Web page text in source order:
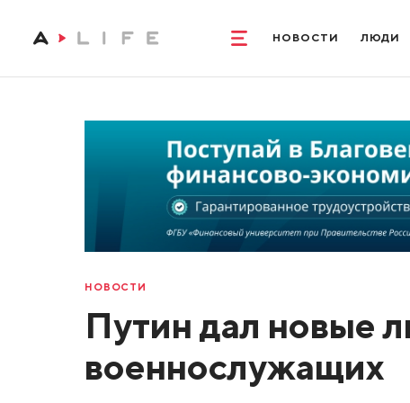
НОВОСТИ ЛЮДИ
НОВОСТИ
Путин дал новые
военнослужащих